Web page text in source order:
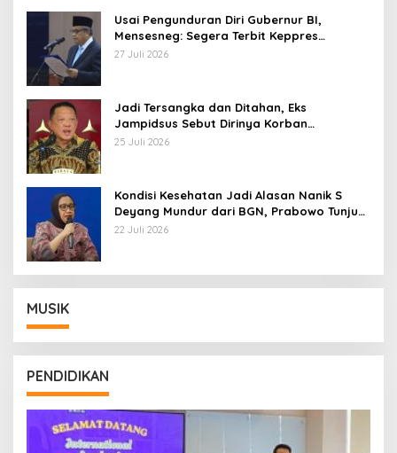
Usai Pengunduran Diri Gubernur BI,
Mensesneg: Segera Terbit Keppres
Pemberhentian dengan Hormat
27 Juli 2026
Jadi Tersangka dan Ditahan, Eks
Jampidsus Sebut Dirinya Korban
Kriminalisasi
25 Juli 2026
Kondisi Kesehatan Jadi Alasan Nanik S
Deyang Mundur dari BGN, Prabowo Tunjuk
Wamentan Sudaryono
22 Juli 2026
MUSIK
PENDIDIKAN